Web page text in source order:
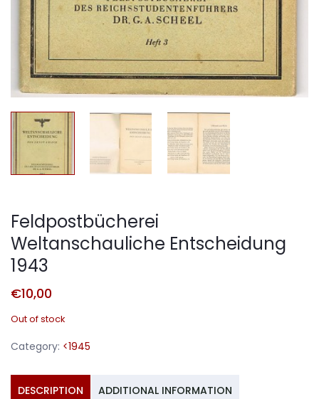
Feldpostbücherei
Weltanschauliche Entscheidung
1943
€10,00
Out of stock
Category: <1945
DESCRIPTION ADDITIONAL INFORMATION